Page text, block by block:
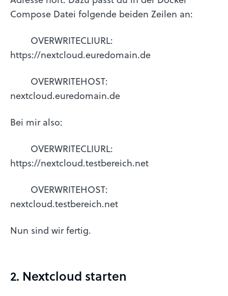
Compose Datei folgende beiden Zeilen an:
OVERWRITECLIURL:
https://nextcloud.euredomain.de
OVERWRITEHOST:
nextcloud.euredomain.de
Bei mir also:
OVERWRITECLIURL:
https://nextcloud.testbereich.net
OVERWRITEHOST:
nextcloud.testbereich.net
Nun sind wir fertig.
2. Nextcloud starten